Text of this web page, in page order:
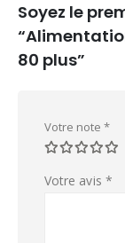
Soyez le
80 plus”
Votre note *
Votre avis *